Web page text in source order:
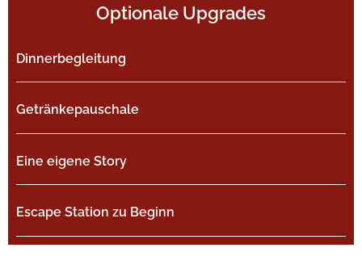
Optionale Upgrades
Dinnerbegleitung
Getränkepauschale
Eine eigene Story
Escape Station zu Beginn